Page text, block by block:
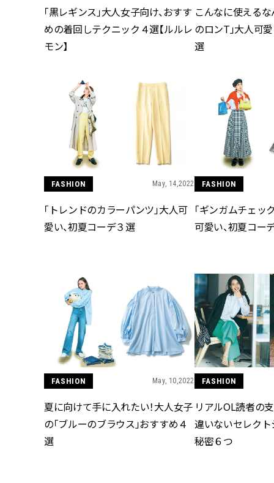
「黒レギンス」大人女子向け、おすす
めの着回しテクニック４選【ルルレ
モン】
こんなに使えるな
のロンT」大人可
選
FASHION May, 14,2022
「トレンドのカラーパンツ」大人可
愛い、初夏コーデ３選
FASHION
「ギンガムチェッ
可愛い、初夏コー
FASHION May, 10,2022
夏に向けて手に入れたい！大人女子
の「ブルーのブラウス」おすすめ４
選
FASHION
リアルOL読者の
違いないセレクト
秘密６つ